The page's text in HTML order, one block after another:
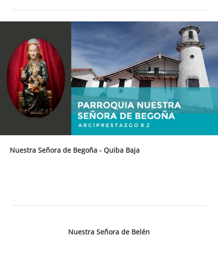
Nuestra Señora de Begoña - Quiba Baja
Nuestra Señora de Belén